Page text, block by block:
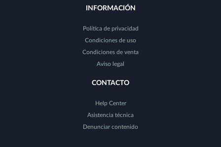
INFORMACIÓN
Política de privacidad
Condiciones de uso
Condiciones de venta
Aviso legal
CONTACTO
Help Center
Asistencia técnica
Denunciar contenido